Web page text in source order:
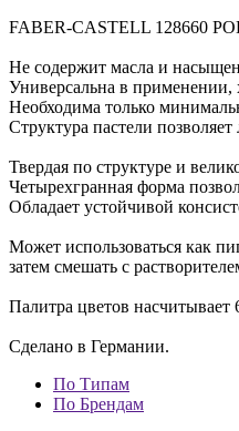
FABER-CASTELL 128660
Не содержит масла и
Универсальна в применении,
Необходима только
Структура пастели
Твердая по структуре и
Четырехгранная форма
Обладает устойчивой
Может использоваться как
затем смешать с
Палитра цветов
Сделано в Германии.
По Типам
По Брендам